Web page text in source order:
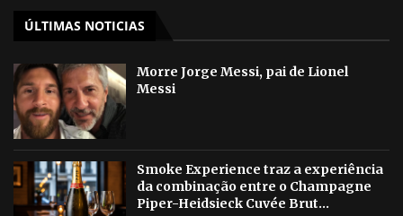
ÚLTIMAS NOTICIAS
Morre Jorge Messi, pai de Lionel
Messi
Smoke Experience traz a experiência
da combinação entre o Champagne
Piper-Heidsieck Cuvée Brut...